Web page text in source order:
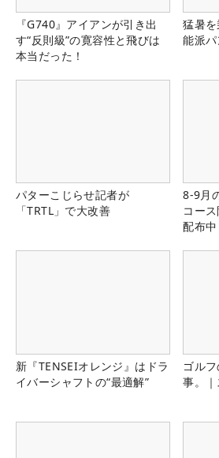
『G740』アイアンが引き出
す“反則級”の寛容性と飛びは
本当だった！
猛暑
能派
パターこじらせ記者が
「TRTL」で大改善
8-9月
コー
配布中
新『TENSEIオレンジ』はドラ
イバーシャフトの“最適解”
ゴル
事。